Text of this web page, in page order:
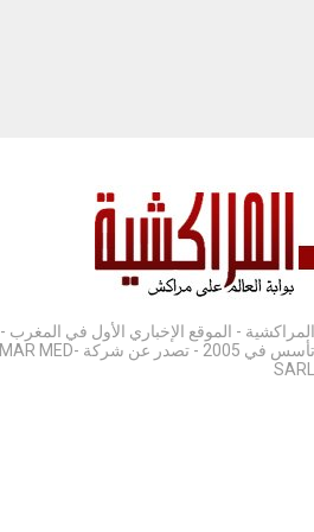
المراكشية - الموقع الإخباري الأول في المغرب -
تأسس في 2005 - تصدر عن شركة IMAR MED-
SARL